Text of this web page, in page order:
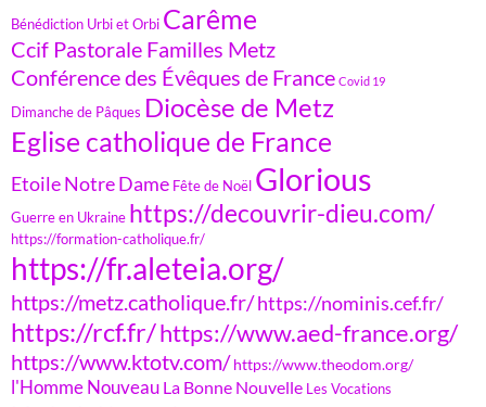
Bénédiction Urbi et Orbi Carême
Ccif Pastorale Familles Metz
Conférence des Évêques de France Covid 19
Dimanche de Pâques Diocèse de Metz
Eglise catholique de France
Etoile Notre Dame Fête de Noël Glorious
Guerre en Ukraine https://decouvrir-dieu.com/
https://formation-catholique.fr/
https://fr.aleteia.org/
https://metz.catholique.fr/https://nominis.cef.fr/
https://rcf.fr/https://www.aed-france.org/
https://www.ktotv.com/ https://www.theodom.org/
l'Homme Nouveau La Bonne Nouvelle Les Vocations